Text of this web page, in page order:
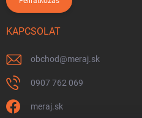
KAPCSOLAT
obchod@meraj.sk
0907 762 069
meraj.sk